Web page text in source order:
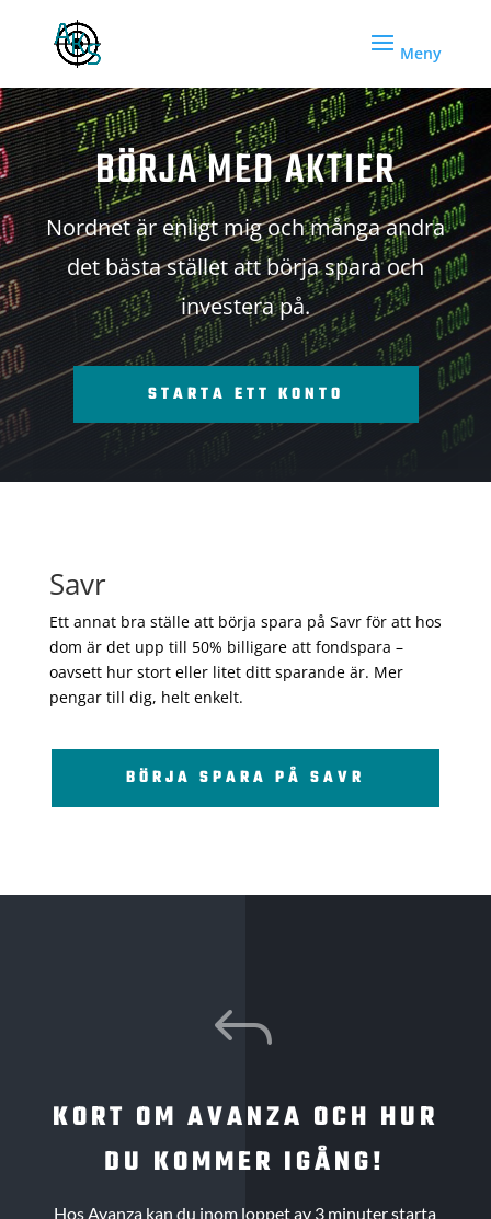
BÖRJA MED AKTIER
Nordnet är enligt mig och många andra
det bästa stället att börja spara och
investera på.
STARTA ETT KONTO
Savr
Ett annat bra ställe att börja spara på Savr för att hos
dom är det upp till 50% billigare att fondspara –
oavsett hur stort eller litet ditt sparande är. Mer
pengar till dig, helt enkelt.
BÖRJA SPARA PÅ SAVR
J
KORT OM AVANZA OCH HUR
DU KOMMER IGÅNG!
Hos Avanza kan du inom loppet av 3 minuter starta